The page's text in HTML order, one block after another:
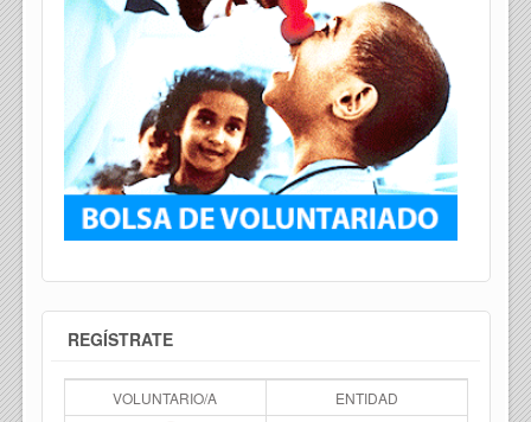
REGÍSTRATE
VOLUNTARIO/A ENTIDAD